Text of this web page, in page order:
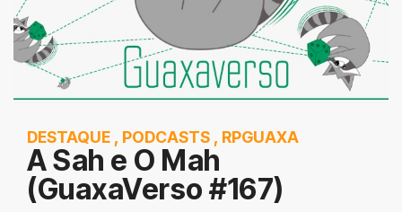
DESTAQUE , PODCASTS , RPGUAXA
A Sah e O Mah
(GuaxaVerso #167)